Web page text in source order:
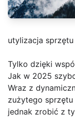
utylizacja
Tylko dzięki
Jak w 2025
Wraz z
zużytego
jednak zrobić z